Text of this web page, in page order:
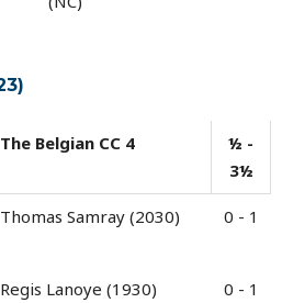
The Belgian CC 4
½ -
3½
Thomas Samray (2030) 0 - 1
Regis Lanoye (1930) 0 - 1